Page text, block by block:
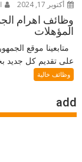
أكتوبر 17, 2024
المؤهلات
متابعينا موقع
على تقديم كل جديد
وظائف خالية
add